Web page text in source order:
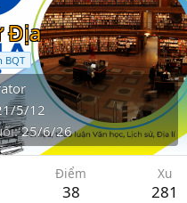
Địa
BQT
5/12
25/6/26
Điểm
38
Xu
281